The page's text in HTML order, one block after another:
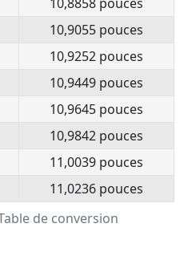
de conversion
10,9055 pouces
10,9252 pouces
10,9449 pouces
10,9645 pouces
10,9842 pouces
11,0039 pouces
11,0236 pouces